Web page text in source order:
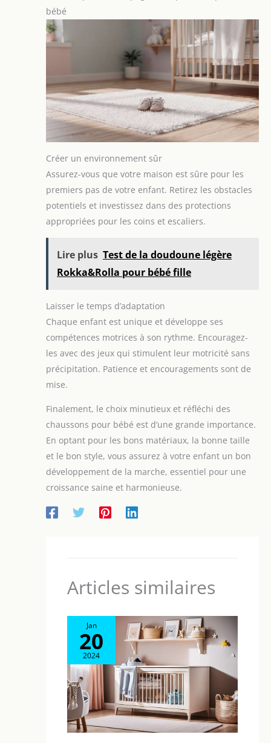
bébé
Créer un environnement sûr
Assurez-vous que votre maison est sûre pour les
premiers pas de votre enfant. Retirez les obstacles
potentiels et investissez dans des protections
appropriées pour les coins et escaliers.
Lire plus Test de la doudoune légère
Rokka&Rolla pour bébé fille
Laisser le temps d’adaptation
Chaque enfant est unique et développe ses
compétences motrices à son rythme. Encouragez-
les avec des jeux qui stimulent leur motricité sans
précipitation. Patience et encouragements sont de
mise.
Finalement, le choix minutieux et réfléchi des
chaussons pour bébé est d’une grande importance.
En optant pour les bons matériaux, la bonne taille
et le bon style, vous assurez à votre enfant un bon
développement de la marche, essentiel pour une
croissance saine et harmonieuse.
Articles similaires
Jan
20
2024